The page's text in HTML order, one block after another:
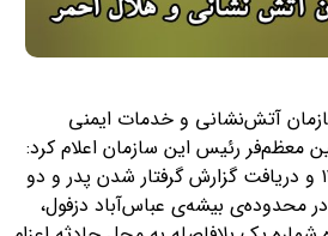
آتش‌نشانی و خدمات ایمنی
معظم‌فر رئیس این سازمان اعلام کرد:
در پی تماس با سامانه ۱۲۵ و دریافت گزارش گرفتار شدن پدر و دو
در محدوده‌ی بیشه‌ی عباس‌آباد دزفول،